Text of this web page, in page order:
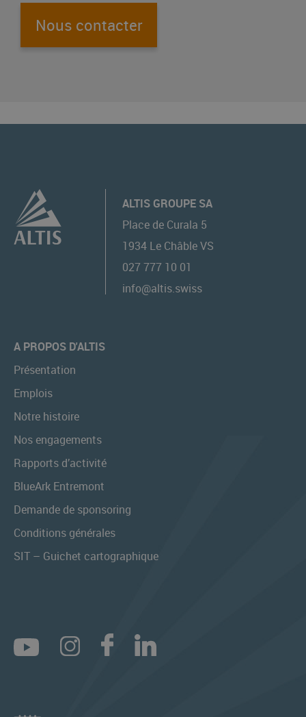
Nous contacter
ALTIS GROUPE SA
Place de Curala 5
1934 Le Châble VS
027 777 10 01
info@altis.swiss
A PROPOS D'ALTIS
Présentation
Emplois
Notre histoire
Nos engagements
Rapports d’activité
BlueArk Entremont
Demande de sponsoring
Conditions générales
SIT – Guichet cartographique